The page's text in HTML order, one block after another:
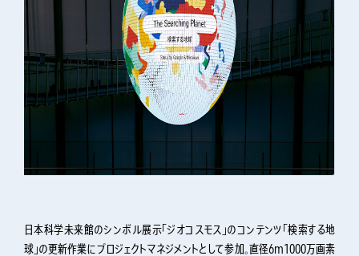
日本科学未来館のシンボル展示「ジオコスモス」のコンテンツ「検索する地
球」の更新作業にプロジェクトマネジメントとして参加。直径6m1000万画素